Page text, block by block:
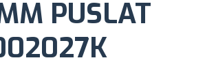
PUSLAT